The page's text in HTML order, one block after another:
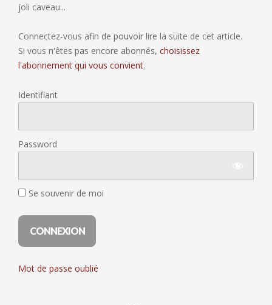
joli caveau...
Connectez-vous afin de pouvoir lire la suite de cet article.
Si vous n'êtes pas encore abonnés, choisissez
l'abonnement qui vous convient.
Identifiant
Password
Se souvenir de moi
Mot de passe oublié